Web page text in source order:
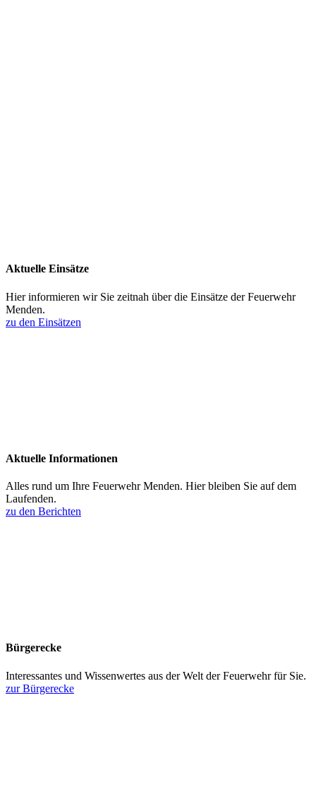
Aktuelle Einsätze
Hier informieren wir Sie zeitnah über die Einsätze der Feuerwehr
Menden.
zu den Einsätzen
Aktuelle Informationen
Alles rund um Ihre Feuerwehr Menden. Hier bleiben Sie auf dem
Laufenden.
zu den Berichten
Bürgerecke
Interessantes und Wissenwertes aus der Welt der Feuerwehr für Sie.
zur Bürgerecke